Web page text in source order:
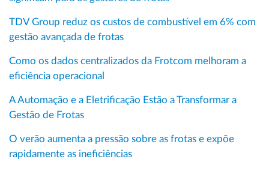
TDV Group reduz os custos de combustível em 6% com
gestão avançada de frotas
Como os dados centralizados da Frotcom melhoram a
eficiência operacional
A Automação e a Eletrificação Estão a Transformar a
Gestão de Frotas
O verão aumenta a pressão sobre as frotas e expõe
rapidamente as ineficiências